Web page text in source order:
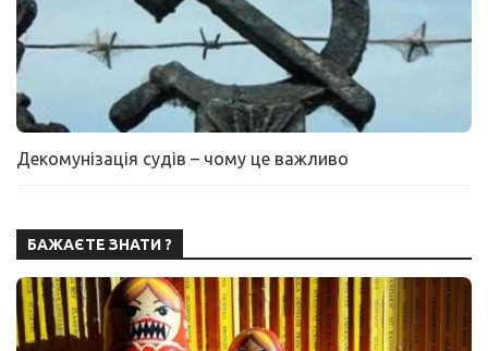
Декомунізація судів – чому це важливо
БАЖАЄТЕ ЗНАТИ ?